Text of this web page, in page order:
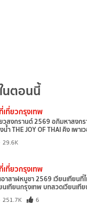
นตอนนี้
เที่ยวกรุงเทพ
วสงกรานต์ 2569 อภิมหาสงก
น้ำ THE JOY OF THAI คิง เพาเ
29.6K
เที่ยวกรุงเทพ
าสาฬหบูชา 2569 เวียนเทียนที่
นเทียนกรุงเทพ บทสวดเวียนเที
251.7K 6